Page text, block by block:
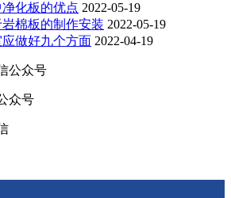
化板的优点 2022-05-19
棉板的制作安装 2022-05-19
做好九个方面 2022-04-19
众号